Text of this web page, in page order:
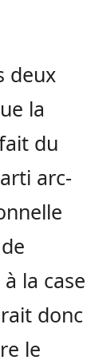
deux
la
du
arc-
la case
donc
le